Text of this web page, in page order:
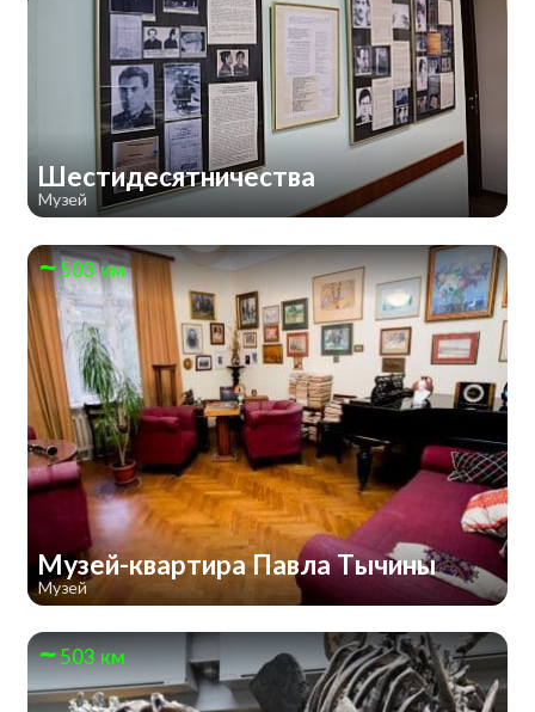
Шестидесятничества
Музей
503 км
Музей-квартира Павла Тычины
Музей
503 км